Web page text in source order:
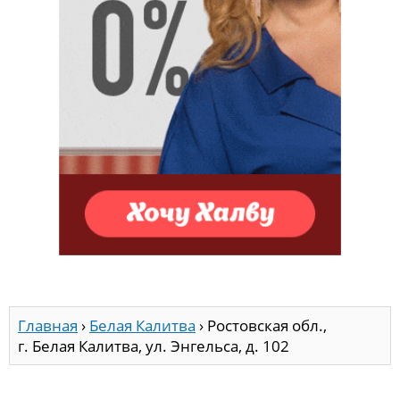
Главная › Белая Калитва › Ростовская обл.,
г. Белая Калитва, ул. Энгельса, д. 102